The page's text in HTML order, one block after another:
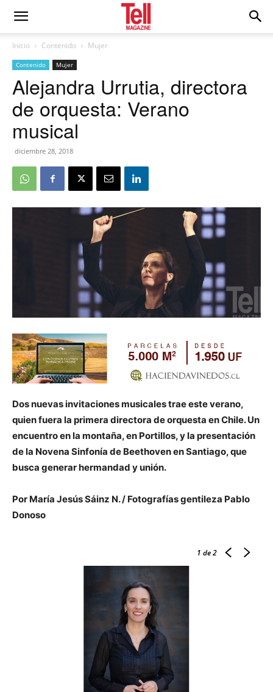
Inicio Contenido Mujer
Contenido Mujer
Alejandra Urrutia, directora
de orquesta: Verano
musical
diciembre 28, 2018
Dos nuevas invitaciones musicales trae este verano,
quien fuera la primera directora de orquesta en Chile. Un
encuentro en la montaña, en Portillos, y la presentación
de la Novena Sinfonía de Beethoven en Santiago, que
busca generar hermandad y unión.
Por María Jesús Sáinz N. / Fotografías gentileza Pablo
Donoso
1 de 2